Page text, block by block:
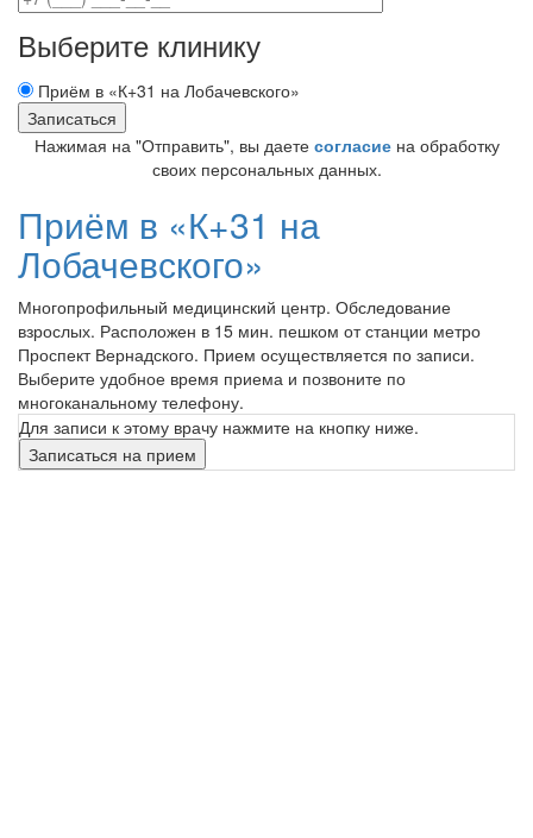
Выберите клинику
Приём в «К+31 на Лобачевского»
Нажимая на "Отправить", вы даете согласиена обработку
своих персональных данных.
Приём в «К+31 на
Лобачевского»
Многопрофильный медицинский центр. Обследование
взрослых. Расположен в 15 мин. пешком от станции метро
Проспект Вернадского. Прием осуществляется по записи.
Выберите удобное время приема и позвоните по
многоканальному телефону.
Для записи к этому врачу нажмите на кнопку ниже.
Записаться на прием